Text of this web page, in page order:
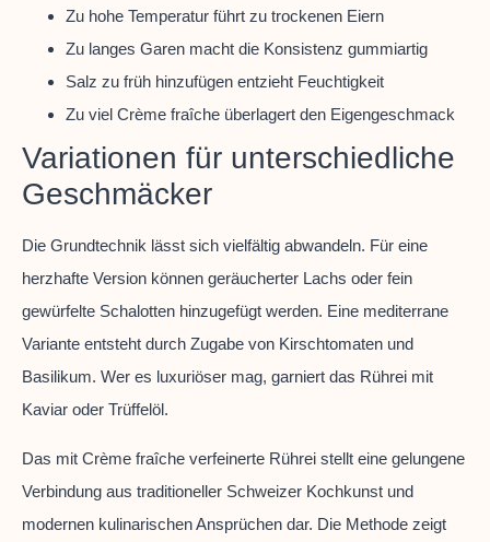
Zu hohe Temperatur führt zu trockenen Eiern
Zu langes Garen macht die Konsistenz gummiartig
Salz zu früh hinzufügen entzieht Feuchtigkeit
Zu viel Crème fraîche überlagert den Eigengeschmack
Variationen für unterschiedliche
Geschmäcker
Die Grundtechnik lässt sich vielfältig abwandeln. Für eine
herzhafte Version können geräucherter Lachs oder fein
gewürfelte Schalotten hinzugefügt werden. Eine mediterrane
Variante entsteht durch Zugabe von Kirschtomaten und
Basilikum. Wer es luxuriöser mag, garniert das Rührei mit
Kaviar oder Trüffelöl.
Das mit Crème fraîche verfeinerte Rührei stellt eine gelungene
Verbindung aus traditioneller Schweizer Kochkunst und
modernen kulinarischen Ansprüchen dar. Die Methode zeigt